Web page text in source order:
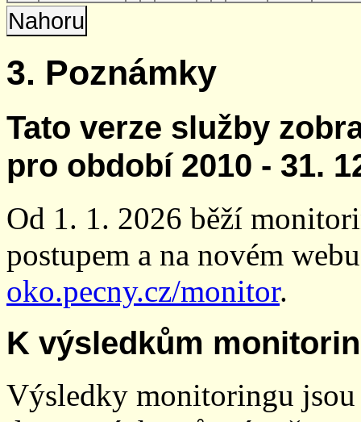
Nahoru
3. Poznámky
Tato verze služby
pro období 2010 - 31.
Od 1. 1. 2026 běží
postupem a na novém
oko.pecny.cz/monitor.
K výsledkům
Výsledky monitoringu